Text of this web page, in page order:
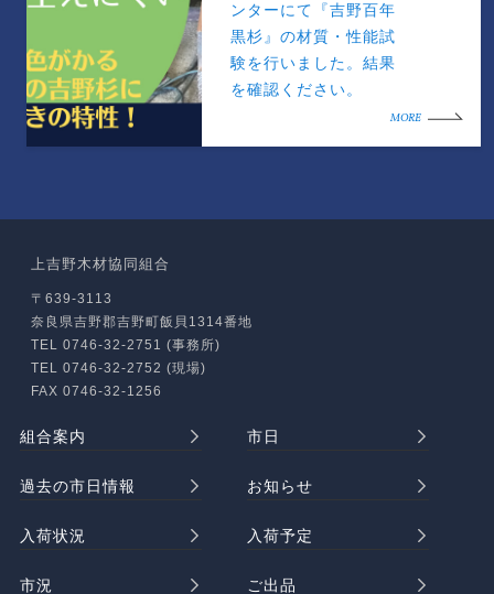
ンターにて『吉野百年
黒杉』の材質・性能試
験を行いました。結果
を確認ください。
MORE
上吉野木材協同組合
〒639-3113
奈良県吉野郡吉野町飯貝1314番地
TEL 0746-32-2751 (事務所)
TEL 0746-32-2752 (現場)
FAX 0746-32-1256
組合案内 市日
過去の市日情報 お知らせ
入荷状況 入荷予定
市況 ご出品